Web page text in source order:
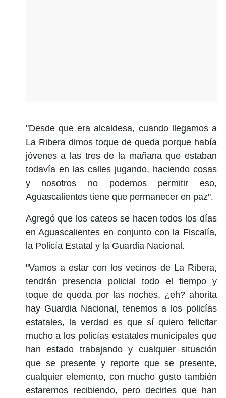
"Desde que era alcaldesa, cuando llegamos a
La Ribera dimos toque de queda porque había
jóvenes a las tres de la mañana que estaban
todavía en las calles jugando, haciendo cosas
y nosotros no podemos permitir eso,
Aguascalientes tiene que permanecer en paz".
Agregó que los cateos se hacen todos los días
en Aguascalientes en conjunto con la Fiscalía,
la Policía Estatal y la Guardia Nacional.
"Vamos a estar con los vecinos de La Ribera,
tendrán presencia policial todo el tiempo y
toque de queda por las noches, ¿eh? ahorita
hay Guardia Nacional, tenemos a los policías
estatales, la verdad es que sí quiero felicitar
mucho a los policías estatales municipales que
han estado trabajando y cualquier situación
que se presente y reporte que se presente,
cualquier elemento, con mucho gusto también
estaremos recibiendo, pero decirles que han